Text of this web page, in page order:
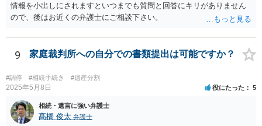
情報を小出しにされますといつまでも質問と回答にキリがありません
ので、後はお近くの弁護士にご相談下さい。
9 家庭裁判所への自分での書類提出は可能ですか？
#調停 #相続手続き #遺産分割
2025年5月8日 役にたった 5
相続・遺言に強い弁護士
髙橋 俊太 弁護士